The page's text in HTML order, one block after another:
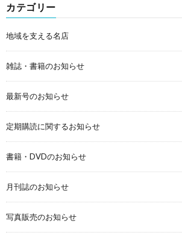
カテゴリー
地域を支える名店
雑誌・書籍のお知らせ
最新号のお知らせ
定期購読に関するお知らせ
書籍・DVDのお知らせ
月刊誌のお知らせ
写真販売のお知らせ